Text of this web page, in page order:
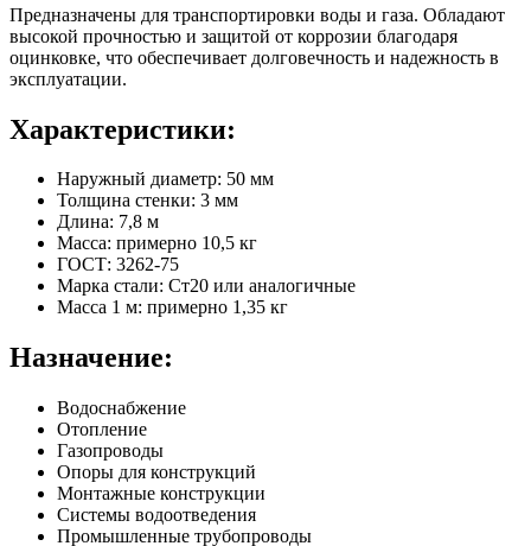
Предназначены для транспортировки воды и газа. Обладают
высокой прочностью и защитой от коррозии благодаря
оцинковке, что обеспечивает долговечность и надежность в
эксплуатации.
Характеристики:
Наружный диаметр: 50 мм
Толщина стенки: 3 мм
Длина: 7,8 м
Масса: примерно 10,5 кг
ГОСТ: 3262-75
Марка стали: Ст20 или аналогичные
Масса 1 м: примерно 1,35 кг
Назначение:
Водоснабжение
Отопление
Газопроводы
Опоры для конструкций
Монтажные конструкции
Системы водоотведения
Промышленные трубопроводы